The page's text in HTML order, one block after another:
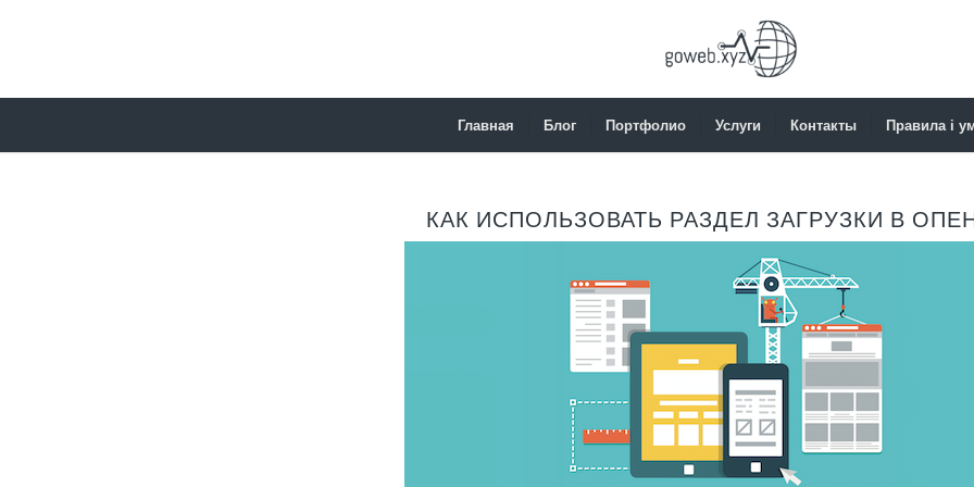
Главная Блог Портфолио Услуги Контакты Правила і
КАК ИСПОЛЬЗОВАТЬ РАЗДЕЛ ЗАГРУЗКИ В